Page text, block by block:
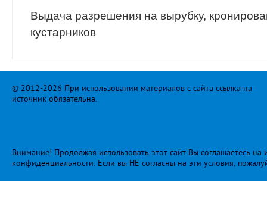
Выдача разрешения на вырубку,
кустарников
© 2012-2026 При использовании материалов с сайта ссылка на
источник обязательна.
Внимание! Продолжая использовать этот сайт Вы соглашаетесь
конфиденциальности. Если вы НЕ согласны на эти условия,